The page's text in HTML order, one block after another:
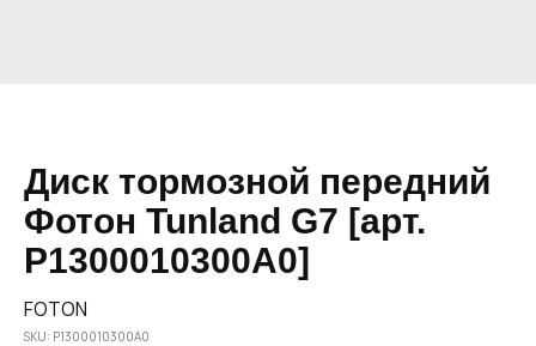
Диск тормозной передний
Фотон Tunland G7 [арт.
P1300010300A0]
FOTON
SKU: P1300010300A0